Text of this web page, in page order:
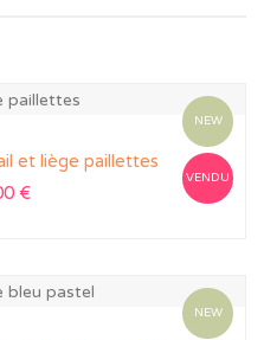
NEW
VENDU
et liège paillettes
€
NEW